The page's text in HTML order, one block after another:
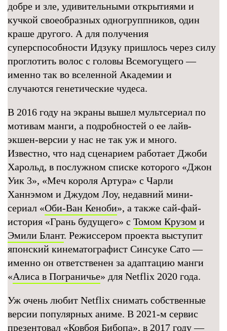
добре и зле, удивительными открытиями и
кучкой своеобразных одногруппников, один
краше другого. А для получения
суперспособности Идзуку пришлось через силу
проглотить волос с головы Всемогущего —
именно так во вселенной Академии и
случаются генетические чудеса.
В 2016 году на экраны вышел мультсериал по
мотивам манги, а подробностей о ее лайв-
экшен-версии у нас не так уж и много.
Известно, что над сценарием работает Джоби
Харольд, в послужном списке которого «Джон
Уик 3», «Меч короля Артура» с Чарли
Ханнэмом и Джудом Лоу, недавний мини-
сериал «Оби-Ван Кеноби», а также сай-фай-
история «Грань будущего» с Томом Крузом и
Эмили Блант. Режиссером проекта выступит
японский кинематографист Синсуке Сато —
именно он ответственен за адаптацию манги
«Алиса в Пограничье» для Netflix 2020 года.
Уж очень любит Netflix снимать собственные
версии популярных аниме. В 2021-м сервис
презентовал «Ковбоя Бибопа», в 2017 году —